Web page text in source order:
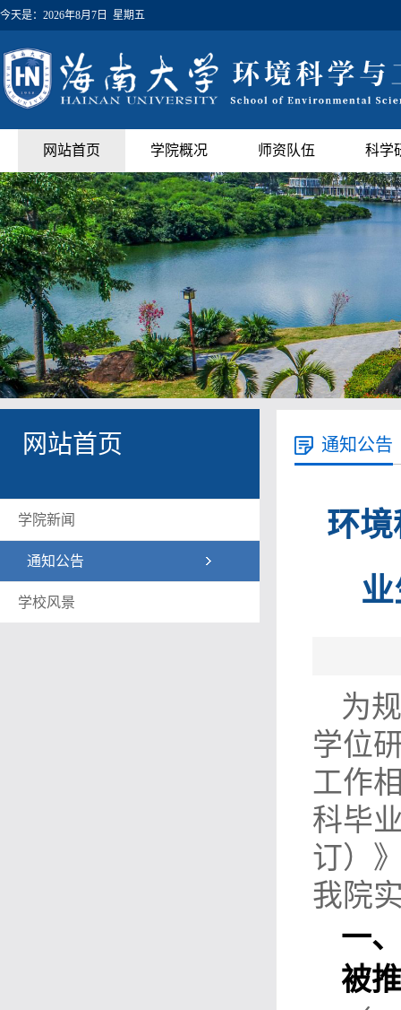
今天是： 2026年8月7日 星期五
网站首页 学院概况 师资队伍 科学
网站首页
学院新闻
通知公告
学校风景
通知公告
环
为
学位
工作
科毕
订）
我院
一
被